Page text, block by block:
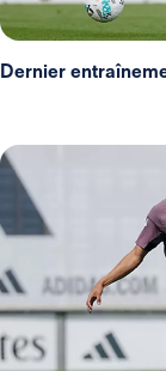
Dernier